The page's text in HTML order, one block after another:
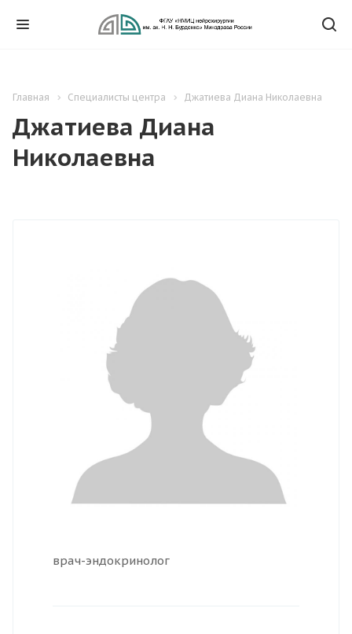
Главная Специалисты центра Джатиева Диана Николаевна
Джатиева Диана
Николаевна
врач-эндокринолог